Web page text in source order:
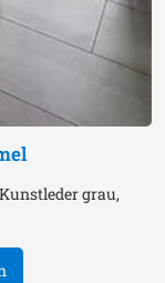
Kunstleder grau,